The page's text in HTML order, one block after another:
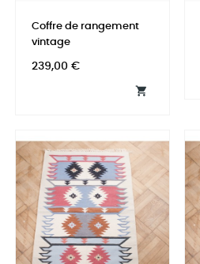
Coffre de rangement
vintage
Prix
239,00 €
